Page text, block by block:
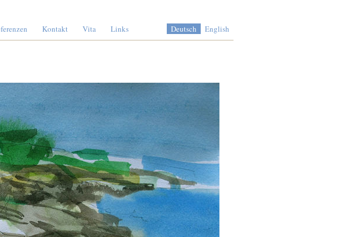
Kontakt Vita Links Deutsch English